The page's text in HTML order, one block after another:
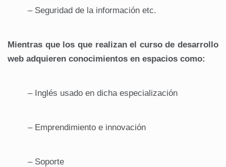
– Seguridad de la información etc.
Mientras que los que realizan el curso de desarrollo
web adquieren conocimientos en espacios como:
– Inglés usado en dicha especialización
– Emprendimiento e innovación
– Soporte